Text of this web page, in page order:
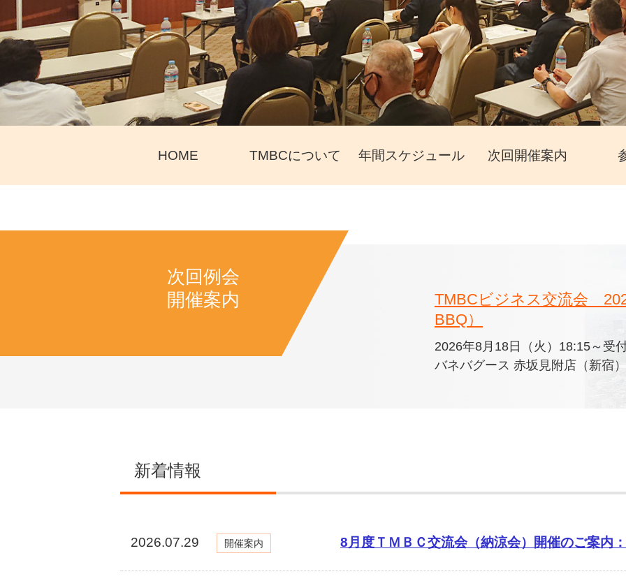
HOME TMBCについて 年間スケジュール 次回開催案内
次回例会
開催案内
TMBCビジネス交流会
BBQ）
2026年8月18日（火）18:15～受
バネバグース 赤坂見附店（新宿
新着情報
2026.07.29 開催案内 8月度ＴＭＢＣ交流会（納涼会）開催のご案内